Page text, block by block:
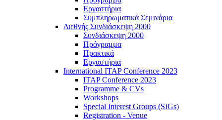
Εργαστήρια
Συμπληρωματικά Σεμινάρια
Διεθνής Συνδιάσκεψη 2000
Συνδιάσκεψη 2000
Πρόγραμμα
Πρακτικά
Εργαστήρια
International ITAP Conference 2023
ITAP Conference 2023
Programme & CVs
Workshops
Special Interest Groups (SIGs)
Registration - Venue